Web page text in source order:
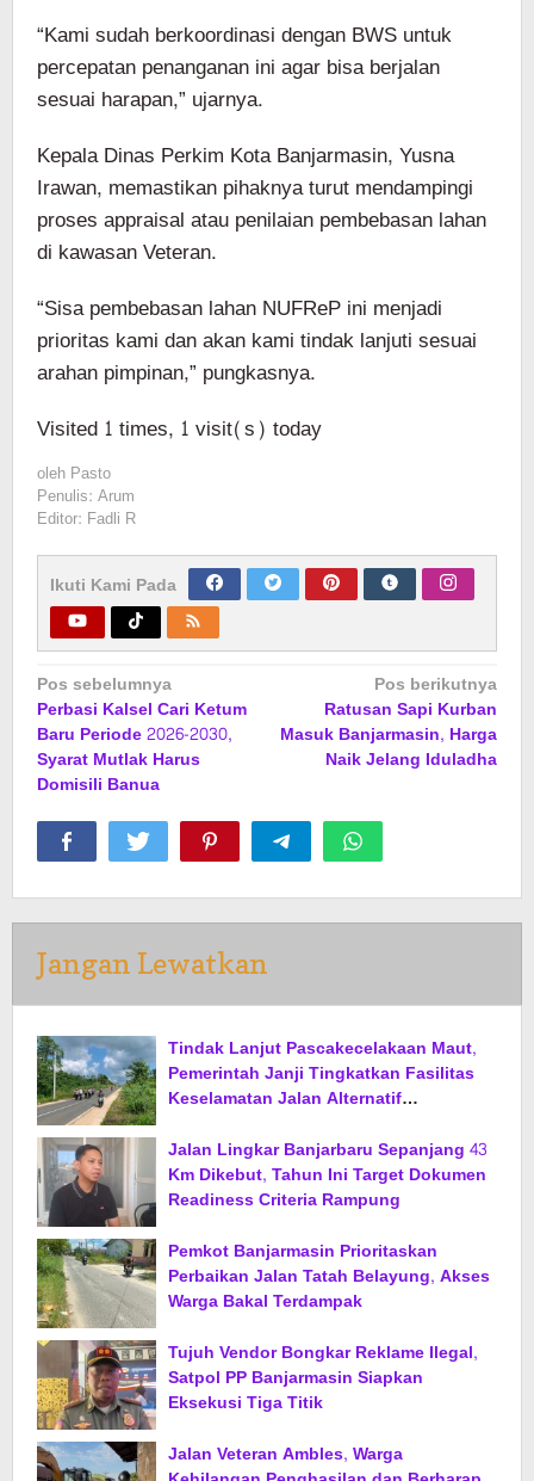
“Kami sudah berkoordinasi dengan BWS untuk
percepatan penanganan ini agar bisa berjalan
sesuai harapan,” ujarnya.
Kepala Dinas Perkim Kota Banjarmasin, Yusna
Irawan, memastikan pihaknya turut mendampingi
proses appraisal atau penilaian pembebasan lahan
di kawasan Veteran.
“Sisa pembebasan lahan NUFReP ini menjadi
prioritas kami dan akan kami tindak lanjuti sesuai
arahan pimpinan,” pungkasnya.
Visited 1 times, 1 visit(s) today
oleh Pasto
Penulis: Arum
Editor: Fadli R
Ikuti Kami Pada
Navigasi
pos
Pos sebelumnya
Perbasi Kalsel Cari Ketum
Baru Periode 2026-2030,
Syarat Mutlak Harus
Domisili Banua
Pos berikutnya
Ratusan Sapi Kurban
Masuk Banjarmasin, Harga
Naik Jelang Iduladha
Jangan Lewatkan
Tindak Lanjut Pascakecelakaan Maut,
Pemerintah Janji Tingkatkan Fasilitas
Keselamatan Jalan Alternatif
Jalan Lingkar Banjarbaru Sepanjang 43
Km Dikebut, Tahun Ini Target Dokumen
Readiness Criteria Rampung
Pemkot Banjarmasin Prioritaskan
Perbaikan Jalan Tatah Belayung, Akses
Warga Bakal Terdampak
Tujuh Vendor Bongkar Reklame Ilegal,
Satpol PP Banjarmasin Siapkan
Eksekusi Tiga Titik
Jalan Veteran Ambles, Warga